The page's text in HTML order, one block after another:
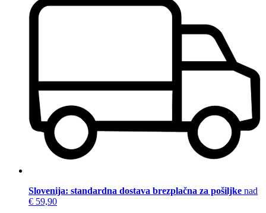
Slovenija: standardna dostava brezplačna za pošiljke nad
€ 59,90